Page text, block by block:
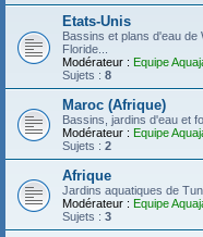
Etats-Unis
Bassins et plans d'eau de
Floride...
Modérateur : Equipe
Sujets : 8
Maroc (Afrique)
Bassins, jardins d'eau et
Modérateur : Equipe
Sujets : 2
Afrique
Jardins aquatiques de
Modérateur : Equipe
Sujets : 3